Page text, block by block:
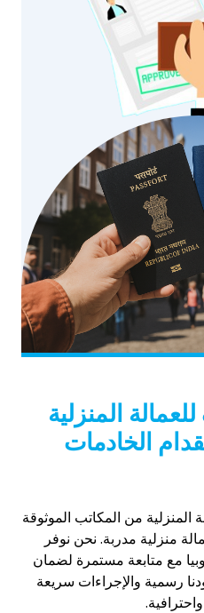
المنزلية
الخادمات
المنزلية من المكاتب الموثوقة
منزلية مدربة. نحن نوفر
مع متابعة مستمرة لضمان
رسمية والإجراءات سريعة